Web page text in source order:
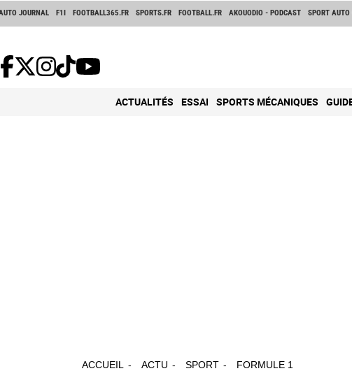
JOURNAL F1I FOOTBALL365.FR SPORTS.FR FOOTBALL.FR AKOUODIO - PODCAST SPORT AUTO
ACTUALITÉS ESSAI SPORTS MÉCANIQUES
ACCUEIL ACTU SPORT FORMULE 1